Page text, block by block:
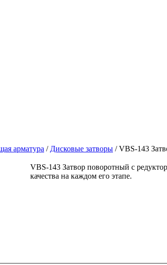
арматура / Дисковые затворы /VBS-143
VBS-143 Затвор поворотный c
качества на каждом его этапе.